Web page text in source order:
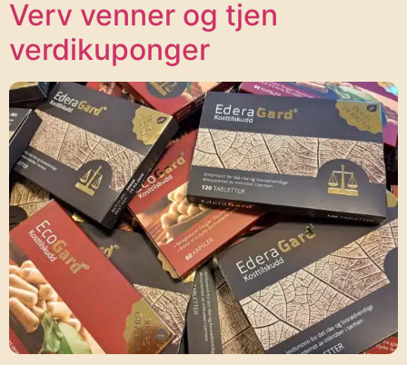
Verv venner og tjen
verdikuponger